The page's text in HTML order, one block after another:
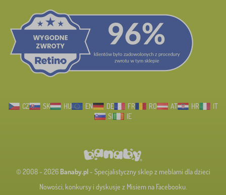
CZ SK HU EN DE FR RO AT HR
IT
SI
IE
© 2008 - 2026 Banaby.pl- Specjalistyczny sklep z meblami dla dzieci
Nowości, konkursy i dyskusje z Misiem na Facebooku.